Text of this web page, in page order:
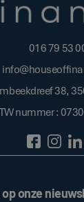
016 79 53
38,
nummer :
onze